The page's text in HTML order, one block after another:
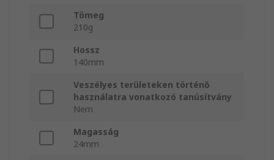
Tömeg
210g
Hossz
140mm
Veszélyes területeken történő
használatra vonatkozó tanúsítvány
Nem
Magasság
24mm